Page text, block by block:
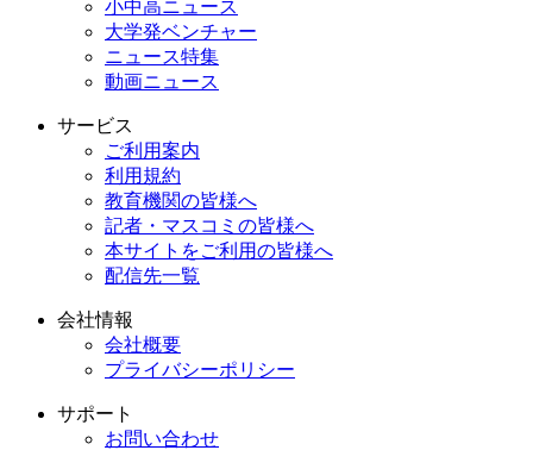
小中高ニュース
大学発ベンチャー
ニュース特集
動画ニュース
サービス
ご利用案内
利用規約
教育機関の皆様へ
記者・マスコミの皆様へ
本サイトをご利用の皆様へ
配信先一覧
会社情報
会社概要
プライバシーポリシー
サポート
お問い合わせ